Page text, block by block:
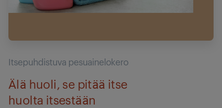
Itsepuhdistuva pesuainelokero
Älä huoli, se pitää itse
huolta itsestään